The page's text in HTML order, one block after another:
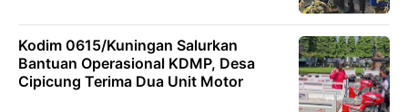
Kodim 0615/Kuningan Salurkan
Bantuan Operasional KDMP, Desa
Cipicung Terima Dua Unit Motor